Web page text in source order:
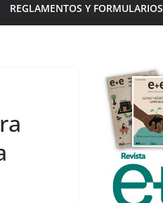
REGLAMENTOS Y FORMULARIOS